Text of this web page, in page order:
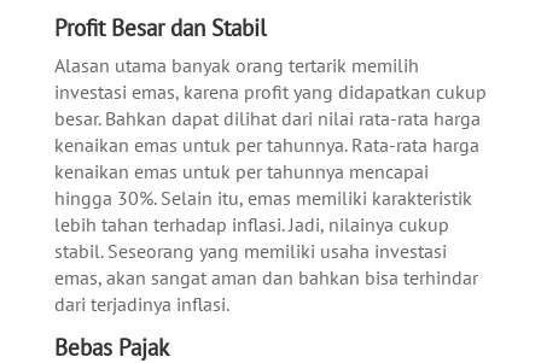
Profit Besar dan Stabil
Alasan utama banyak orang tertarik memilih
investasi emas, karena profit yang didapatkan cukup
besar. Bahkan dapat dilihat dari nilai rata-rata harga
kenaikan emas untuk per tahunnya. Rata-rata harga
kenaikan emas untuk per tahunnya mencapai
hingga 30%. Selain itu, emas memiliki karakteristik
lebih tahan terhadap inflasi. Jadi, nilainya cukup
stabil. Seseorang yang memiliki usaha investasi
emas, akan sangat aman dan bahkan bisa terhindar
dari terjadinya inflasi.
Bebas Pajak